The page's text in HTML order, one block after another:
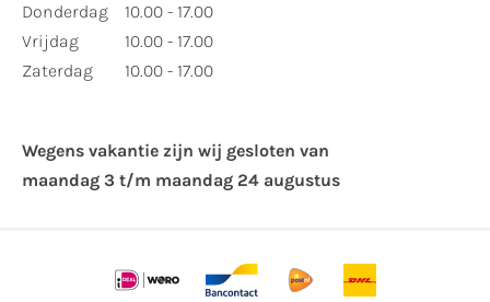
Donderdag
Vrijdag
Zaterdag
10.00 - 17.00
10.00 - 17.00
10.00 - 17.00
Wegens vakantie zijn wij gesloten van ​
maandag 3 t/m maandag 24 augustus